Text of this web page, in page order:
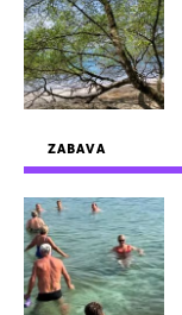
ZABAVA